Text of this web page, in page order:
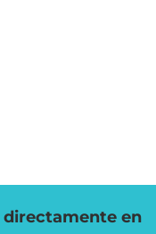
directamente en